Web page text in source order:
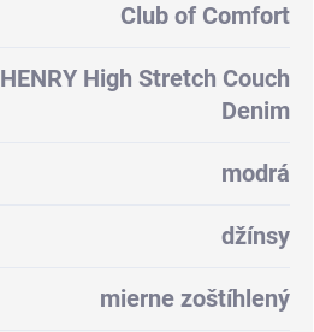
Club of Comfort
HENRY High Stretch Couch
Denim
modrá
džínsy
mierne zoštíhlený